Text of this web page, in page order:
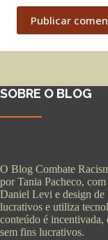
Publicar
SOBRE O BLOG
O Blog Combate
por Tania Pacheco,
Daniel Levi e design
lucrativos e utiliza
conteúdo é incentivada,
sem fins lucrativos.